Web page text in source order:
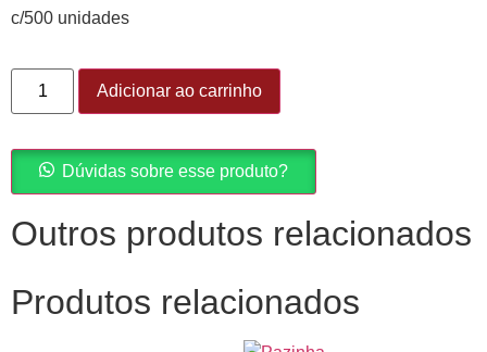
c/500 unidades
Adicionar ao carrinho
Dúvidas sobre esse produto?
Outros produtos relacionados
Produtos relacionados